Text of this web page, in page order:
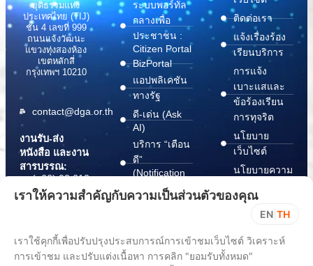
ยุติธรรมแห่ง
ประเทศไทย (TIJ)
ชั้น 4 เลขที่ 999
ถนนแจ้งวัฒนะ
แขวงทุ่งสองห้อง
เขตหลักสี่
กรุงเทพฯ 10210
contact@dga.or.th
งานรับ-ส่ง
หนังสือ และงาน
สารบรรณ:
(+66) 02 612
6000
saraban@dga.or.th
Center:
(+66) 02 612
ระบบพอร์ทัล
กลางเพื่อ
ประชาชน :
Citizen Portal
BizPortal
แอปพลิเคชัน
ทางรัฐ
ดี-เด่น (Ask
AI)
บริการ “เตือน
ดี”
(Notification
บริการ
(Document
Wallet)
ติดต่อเรา
แจ้งเรื่องร้อง
เรียนบริการ
การแจ้ง
เบาะแสและ
ข้อร้องเรียน
การทุจริต
นโยบาย
เว็บไซต์
นโยบายความ
ปลอดภัย
สารสนเทศ
ChangeLog
เราให้ความสำคัญกับความเป็นส่วนตัวของคุณ
EN TH
เราใช้คุกกี้เพื่อปรับปรุงประสบการณ์การเข้าชมเว็บไซต์ วิเคราะห์
การเข้าชม และปรับแต่งเนื้อหา การคลิก "ยอมรับทั้งหมด"